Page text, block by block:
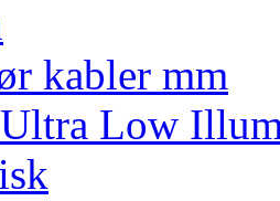
kabler mm
Low